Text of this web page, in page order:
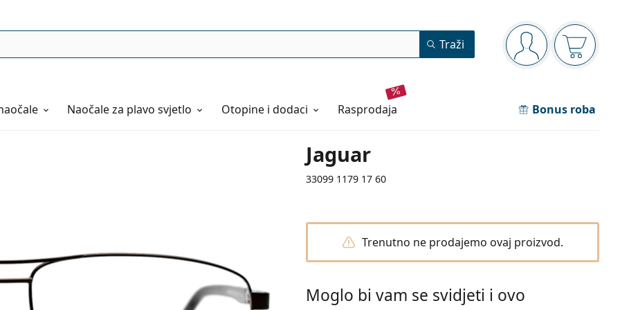
Navigacijska ploča
ste prijavljeni
Traži
Naočaleza plavo svjetlo Otopine i dodaci rasprodaja Bonus roba
Jaguar
33099 1179 17 60
Trenutno ne prodajemo ovaj proizvod.
Moglo bi vam se svidjeti i ovo